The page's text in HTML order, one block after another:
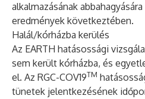
alkalmazásának
eredmények következtében.
Halál/kórházba kerülés
Az EARTH hatásossági
sem került kórházba, és
el. Az RGC-COV19TM
tünetek jelentkezésének